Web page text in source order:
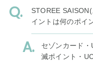
STOREE
イントは何のポイ
セゾンカード
滅ポイント・